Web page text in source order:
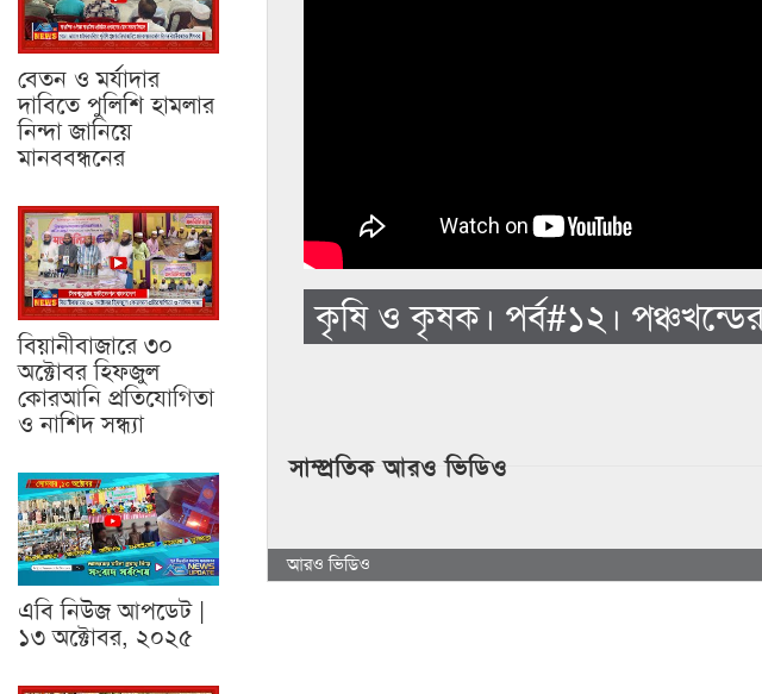
বেতন ও মর্যাদার
দাবিতে পুলিশি হামলার
নিন্দা জানিয়ে
মানববন্ধনের
বিয়ানীবাজারে ৩০
অক্টোবর হিফজুল
কোরআনি প্রতিযোগিতা
ও নাশিদ সন্ধ্যা
এবি নিউজ আপডেট |
১৩ অক্টোবর, ২০২৫
কৃষি ও কৃষক। পর্ব#১২।
সাম্প্রতিক আরও ভিডিও
আরও ভিডিও